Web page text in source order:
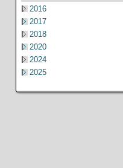
2016
2017
2018
2020
2024
2025